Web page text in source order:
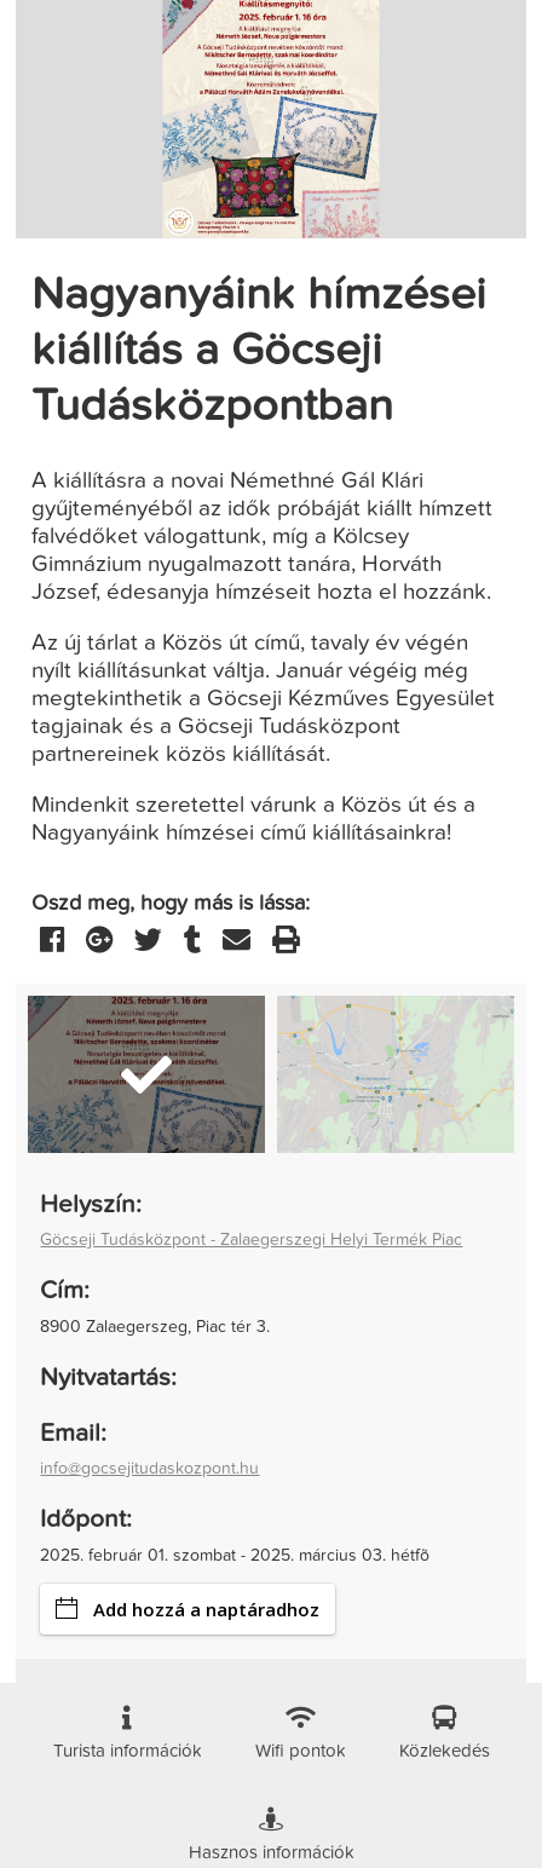
Nagyanyáink hímzései
kiállítás a Göcseji
Tudásközpontban
A kiállításra a novai Némethné Gál Klári
gyűjteményéből az idők próbáját kiállt hímzett
falvédőket válogattunk, míg a Kölcsey
Gimnázium nyugalmazott tanára, Horváth
József, édesanyja hímzéseit hozta el hozzánk.
Az új tárlat a Közös út című, tavaly év végén
nyílt kiállításunkat váltja. Január végéig még
megtekinthetik a Göcseji Kézműves Egyesület
tagjainak és a Göcseji Tudásközpont
partnereinek közös kiállítását.
Mindenkit szeretettel várunk a Közös út és a
Nagyanyáink hímzései című kiállításainkra!
Oszd meg, hogy más is lássa:
Helyszín:
Göcseji Tudásközpont - Zalaegerszegi Helyi Termék Piac
Cím:
8900 Zalaegerszeg, Piac tér 3.
Nyitvatartás:
Email:
info@gocsejitudaskozpont.hu
Időpont:
2025. február 01. szombat - 2025. március 03. hétfõ
Add hozzá a naptáradhoz
Turista információk Wifi pontok Közlekedés
Hasznos információk